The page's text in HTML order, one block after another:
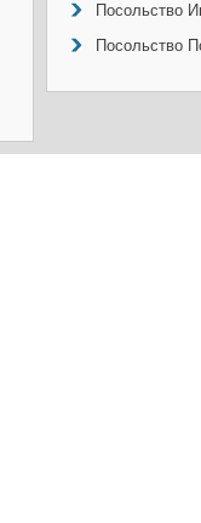
Посольство
Посольство